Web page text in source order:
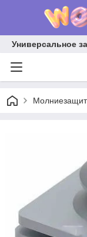
Универсальное